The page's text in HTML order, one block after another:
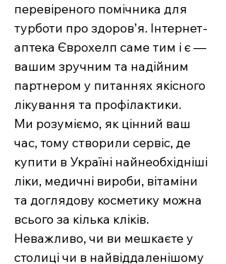
перевіреного помічника для
турботи про здоров’я. Інтернет-
аптека Єврохелп саме тим і є —
вашим зручним та надійним
партнером у питаннях якісного
лікування та профілактики.
Ми розуміємо, як цінний ваш
час, тому створили сервіс, де
купити в Україні найнеобхідніші
ліки, медичні вироби, вітаміни
та доглядову косметику можна
всього за кілька кліків.
Неважливо, чи ви мешкаєте у
столиці чи в найвіддаленішому